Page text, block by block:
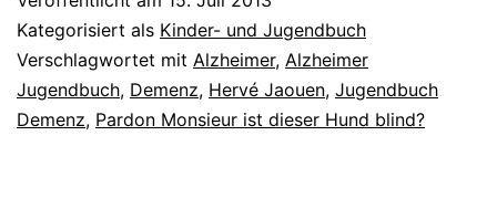
Kategorisiert als Kinder- und Jugendbuch
Verschlagwortet mit Alzheimer, Alzheimer
Jugendbuch, Demenz, Hervé Jaouen, Jugendbuch
Demenz, Pardon Monsieur ist dieser Hund blind?